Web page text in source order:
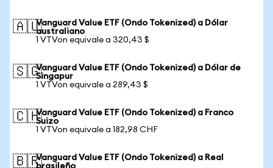
🇦🇺Vanguard Value ETF (Ondo Tokenized) a Dólar
australiano
1 VTVon equivale a 320,43 $
🇸🇬Vanguard Value ETF (Ondo Tokenized) a Dólar de
Singapur
1 VTVon equivale a 289,43 $
🇨🇭Vanguard Value ETF (Ondo Tokenized) a Franco
Suizo
1 VTVon equivale a 182,98 CHF
🇧🇷Vanguard Value ETF (Ondo Tokenized) a Real
brasileño